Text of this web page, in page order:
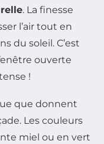
. La finesse
l’air tout en
du soleil. C’est
ouverte
!
que donnent
Les couleurs
miel ou en vert